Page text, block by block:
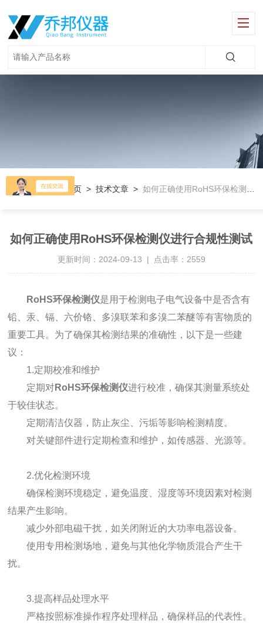
当前位置： 首页 >技术文章 >如何正确使用RoHS环保检测仪进行合规性测试
如何正确使用RoHS环保检测仪进行合规性测试
更新时间：2024-09-13 | 点击率：2559
RoHS环保检测仪是用于检测电子电气设备中是否含有
铅、汞、镉、六价铬、多溴联苯和多溴二苯醚等有害物质的
重要工具。为了确保其检测结果的准确性，以下是一些建
议：
1.定期校准和维护
定期对RoHS环保检测仪进行校准，确保其测量系统处
于较佳状态。
定期清洁仪器，防止灰尘、污垢等影响检测精度。
对关键部件进行定期检查和维护，如传感器、光源等。
2.优化检测环境
确保检测环境稳定，避免温度、湿度等环境因素对检测
结果产生影响。
减少外部电磁干扰，如关闭附近的大功率电器设备。
使用专用检测场地，避免与其他化学物质混合产生干
扰。
3.提高样品处理水平
严格按照标准操作程序处理样品，确保样品的代表性。